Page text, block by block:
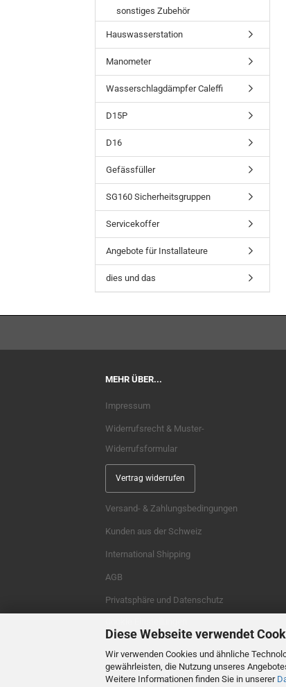
Diese Webseite verwendet
Wir verwenden Cookies und ähnliche
gewährleisten, die Nutzung unseres
Weitere Informationen finden Sie in unserer
sonstiges Zubehör
Hauswasserstation
Manometer
Wasserschlagdämpfer Caleffi
D15P
D16
Gefässfüller
SG160 Sicherheitsgruppen
Servicekoffer
Angebote für Installateure
dies und das
MEHR ÜBER...
Impressum
Widerrufsrecht & Muster-
Widerrufsformular
Vertrag widerrufen
Versand- & Zahlungsbedingungen
Kunden aus der Schweiz
International Shipping
AGB
Privatsphäre und Datenschutz